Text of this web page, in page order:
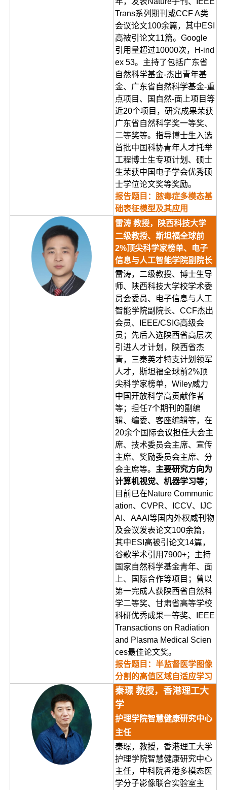
Trans系列期刊或CCF A类
会议论文100余篇，其中ESI
高被引论文11篇。Google
引用量超过10000次，H-ind
ex 53。主持了包括广东省
自然科学基金-杰出青年基
金、广东省自然科学基金-重
点项目、国自然-面上项目等
近20个项目，研究成果荣获
广东省自然科学奖一等奖、
二等奖等。指导博士生入选
首批中国科协青年人才托举
工程博士生专项计划、硕士
生荣获中国电子学会优秀硕
士学位论文奖等奖励。
报告题目：脓毒症多模态基
础表征模型及其应用
雷涛 教授，陕西科技大学
二级教授、斯坦福全球前
2%顶尖科学家榜单、电子
信息与人工智能学院副院长
雷涛，二级教授、博士生导
师、陕西科技大学校学术委
员会委员、电子信息与人工
智能学院副院长、CCF杰出
会员、IEEE/CSIG高级会
员；先后入选陕西省高层次
引进人才计划，陕西省杰
青，三秦英才特支计划领军
人才，斯坦福全球前2%顶
尖科学家榜单，Wiley威力
中国开放科学高贡献作者
等；担任7个期刊的副编
辑、编委、客座编辑等，在
20余个国际会议担任大会主
席、技术委员会主席、宣传
主席、奖励委员会主席、分
会主席等。 主要研究方向为
计算机视觉、机器学习等；
目前已在Nature Communic
ation、CVPR、ICCV、IJC
AI、AAAI等国内外权威刊物
及会议发表论文100余篇，
其中ESI高被引论文14篇，
谷歌学术引用7900+；主持
国家自然科学基金青年、面
上、国际合作等项目；曾以
第一完成人获陕西省自然科
学二等奖、甘肃省高等学校
科研优秀成果一等奖、IEEE
Transactions on Radiation
and Plasma Medical Scien
ces最佳论文奖。
报告题目：半监督医学图像
分割的高值区域自适应学习
秦璟 教授，香港理工大
学
护理学院智慧健康研究中心
主任
秦璟，教授，香港理工大学
护理学院智慧健康研究中心
主任，中科院香港多模态医
学分子影像联合实验室主